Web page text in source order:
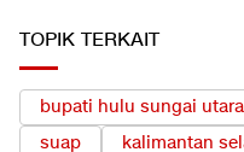
TOPIK TERKAIT
bupati hulu sungai utara
suap
kalimantan